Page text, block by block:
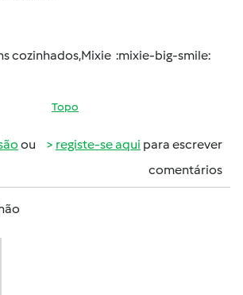
cozinhados,Mixie :mixie-big-smile:
Topo
ou registe-se aqui para escrever
comentários